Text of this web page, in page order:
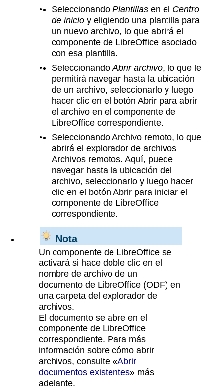
SeleccionandoPlantillas en el Centro
de inicio y eligiendo una plantilla para
un nuevo archivo, lo que abrirá el
componente de LibreOffice asociado
con esa plantilla.
SeleccionandoAbrir archivo, lo que le
permitirá navegar hasta la ubicación
de un archivo, seleccionarlo y luego
hacer clic en el botón Abrir para abrir
el archivo en el componente de
LibreOffice correspondiente.
Seleccionando Archivo remoto, lo que
abrirá el explorador de archivos
Archivos remotos. Aquí, puede
navegar hasta la ubicación del
archivo, seleccionarlo y luego hacer
clic en el botón Abrir para iniciar el
componente de LibreOffice
correspondiente.
Nota
Un componente de LibreOffice se
activará si hace doble clic en el
nombre de archivo de un
documento de LibreOffice (ODF) en
una carpeta del explorador de
archivos.
El documento se abre en el
componente de LibreOffice
correspondiente. Para más
información sobre cómo abrir
archivos, consulte «Abrir
documentos existentes» más
adelante.